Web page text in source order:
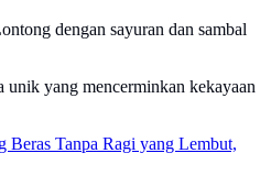
dengan sayuran dan sambal
unik yang mencerminkan kekayaan
Beras Tanpa Ragi yang Lembut,